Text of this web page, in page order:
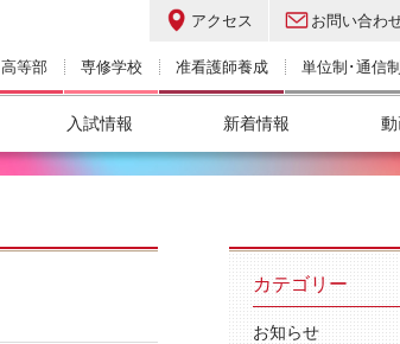
高等部 専修学校 准看護師養成 単位制･通信制
アクセス お問い合わ
入試情報 新着情報
カテゴリー
お知らせ